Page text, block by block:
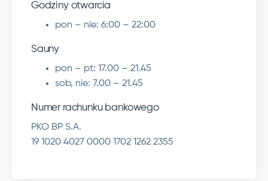
Godziny otwarcia
pon – nie: 6:00 – 22:00
Sauny
pon – pt: 17.00 – 21.45
sob, nie: 7.00 – 21.45
Numer rachunku bankowego
PKO BP S.A.
19 1020 4027 0000 1702 1262 2355